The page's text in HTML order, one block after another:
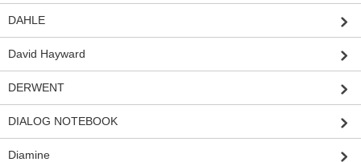
DAHLE
David Hayward
DERWENT
DIALOG NOTEBOOK
Diamine